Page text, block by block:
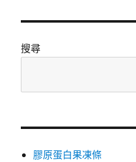
搜尋
膠原蛋白果凍條